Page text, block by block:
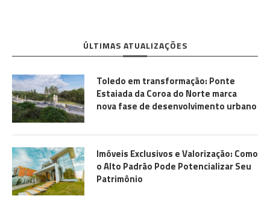
ÚLTIMAS ATUALIZAÇÕES
Toledo em transformação: Ponte
Estaiada da Coroa do Norte marca
nova fase de desenvolvimento urbano
Imóveis Exclusivos e Valorização: Como
o Alto Padrão Pode Potencializar Seu
Patrimônio